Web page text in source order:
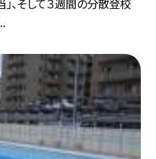
、そして３週間の分散登校